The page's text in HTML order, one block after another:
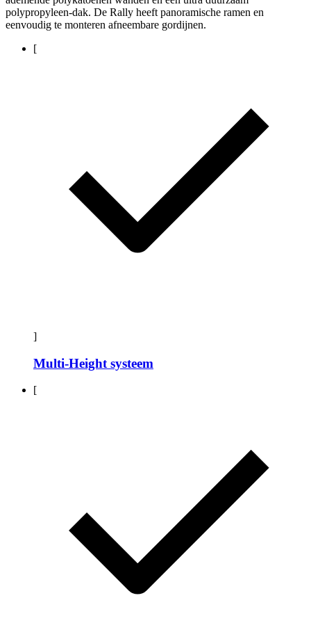
polypropyleen-dak. De Rally heeft panoramische ramen en
eenvoudig te monteren afneembare gordijnen.
[
]
Multi-Height systeem
[